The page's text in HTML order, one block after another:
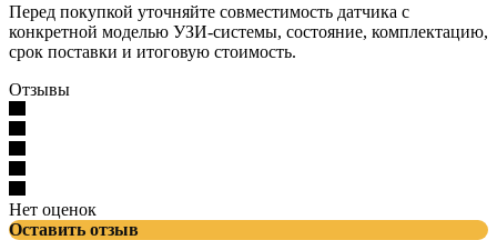
Перед покупкой уточняйте совместимость датчика с
конкретной моделью УЗИ-системы, состояние, комплектацию,
срок поставки и итоговую стоимость.
Отзывы
Нет оценок
Оставить отзыв